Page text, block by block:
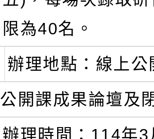
限為40名。
辦理地點：線上公
公開課成果論壇及
辦理時間：114年